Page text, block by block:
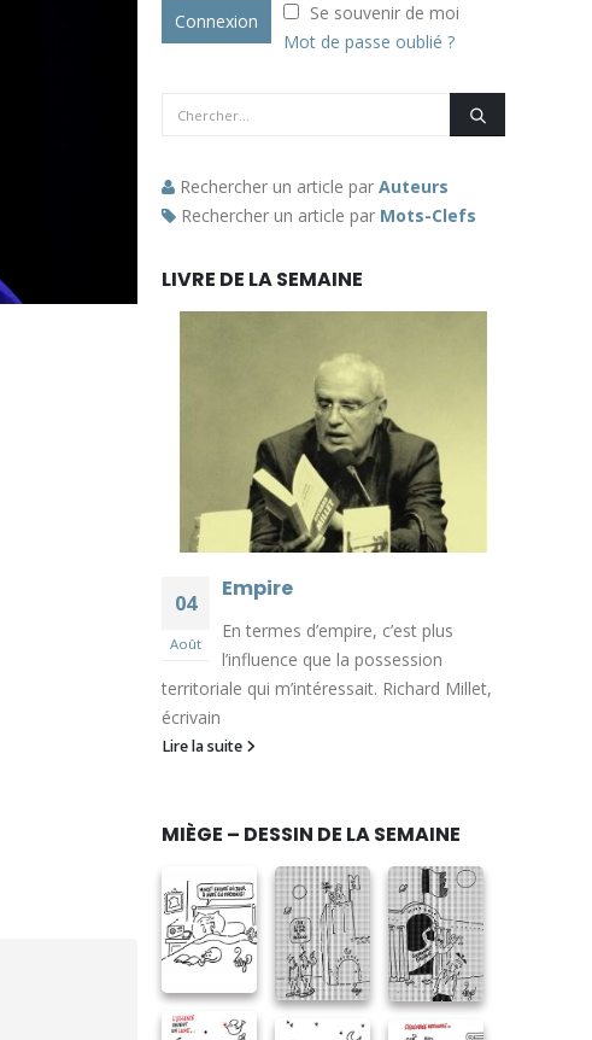
Se souvenir de moi
Mot de passe oublié ?
Rechercher un article par Auteurs
Rechercher un article par Mots-Clefs
LIVRE DE LA SEMAINE
04
Août
Empire
En termes d’empire, c’est plus
l’influence que la possession
territoriale qui m’intéressait. Richard Millet,
écrivain
Lire la suite
MIÈGE – DESSIN DE LA SEMAINE